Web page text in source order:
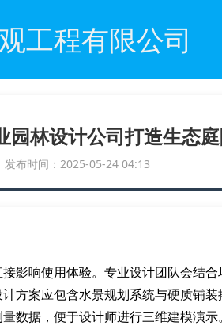
工程有限公司
园林设计公司打造生态庭
发布时间：2025-05-24 04:13
影响使用体验。专业设计团队会结
方案应包含水景规划系统与硬质铺
数据，便于设计师进行三维建模演示。